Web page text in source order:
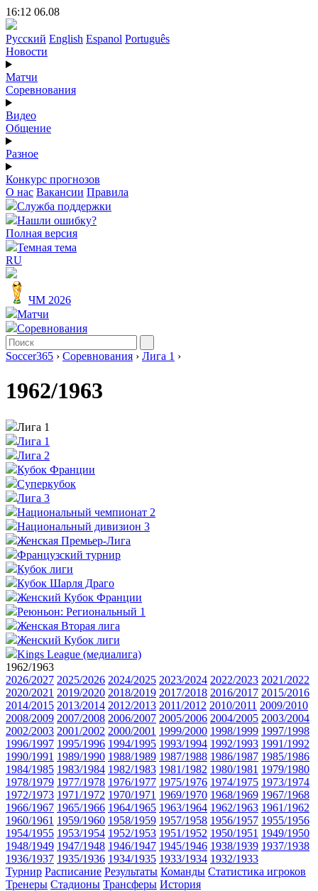
16:12 06.08
Русский English Espanol Português
Новости
Матчи
Соревнования
Видео
Общение
Разное
Конкурс прогнозов
О нас Вакансии Правила
Служба поддержки
Нашли ошибку?
Полная версия
Темная тема
RU
ЧМ 2026
Матчи
Соревнования
Soccer365 › Соревнования › Лига 1 ›
1962/1963
Лига 1
Лига 1
Лига 2
Кубок Франции
Суперкубок
Лига 3
Национальный чемпионат 2
Национальный дивизион 3
Женская Премьер-Лига
Французский турнир
Кубок лиги
Кубок Шарля Драго
Женский Кубок Франции
Реюньон: Региональный 1
Женская Вторая лига
Женский Кубок лиги
Kings League (медиалига)
1962/1963
2026/2027 2025/2026 2024/2025 2023/2024 2022/2023 2021/2022
2020/2021 2019/2020 2018/2019 2017/2018 2016/2017 2015/2016
2014/2015 2013/2014 2012/2013 2011/2012 2010/2011 2009/2010
2008/2009 2007/2008 2006/2007 2005/2006 2004/2005 2003/2004
2002/2003 2001/2002 2000/2001 1999/2000 1998/1999 1997/1998
1996/1997 1995/1996 1994/1995 1993/1994 1992/1993 1991/1992
1990/1991 1989/1990 1988/1989 1987/1988 1986/1987 1985/1986
1984/1985 1983/1984 1982/1983 1981/1982 1980/1981 1979/1980
1978/1979 1977/1978 1976/1977 1975/1976 1974/1975 1973/1974
1972/1973 1971/1972 1970/1971 1969/1970 1968/1969 1967/1968
1966/1967 1965/1966 1964/1965 1963/1964 1962/1963 1961/1962
1960/1961 1959/1960 1958/1959 1957/1958 1956/1957 1955/1956
1954/1955 1953/1954 1952/1953 1951/1952 1950/1951 1949/1950
1948/1949 1947/1948 1946/1947 1945/1946 1938/1939 1937/1938
1936/1937 1935/1936 1934/1935 1933/1934 1932/1933
Турнир Расписание Результаты Команды Статистика игроков
Тренеры Стадионы Трансферы История